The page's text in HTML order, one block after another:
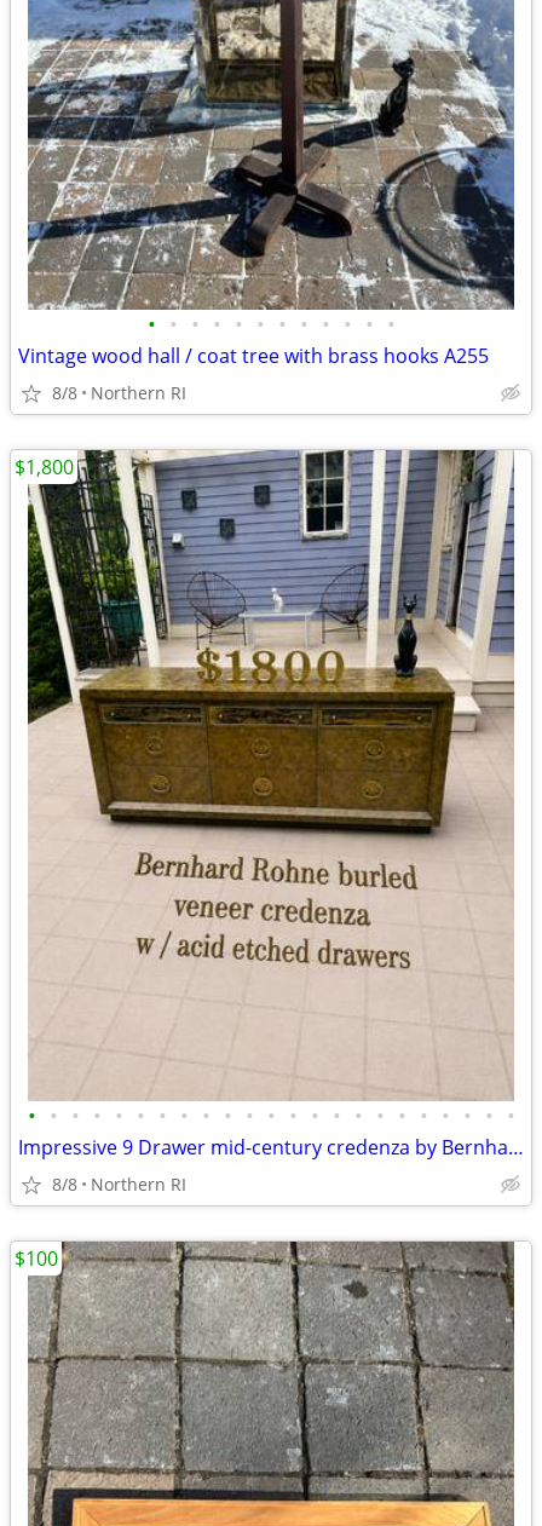
• • • • • • • • • • • •
Vintage wood hall / coat tree with brass hooks A255
8/8 Northern RI
• • • • • • • • • • • • • • • • • • • • • • •
Impressive 9 Drawer mid-century credenza by Bernhard Rohne A135
8/8 Northern RI
$1,800
$100